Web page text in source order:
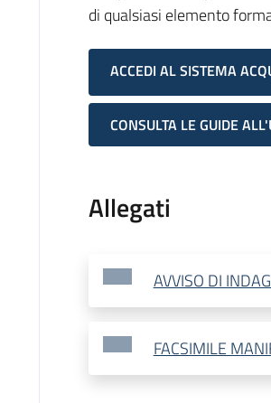
di qualsiasi elemento
ACCEDI AL SISTEMA
CONSULTA LE GUIDE
Allegati
AVVISO DI
FACSIMILE